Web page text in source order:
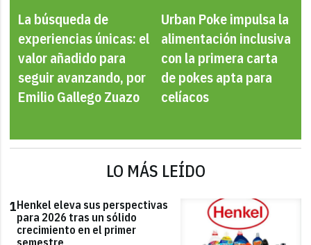
La búsqueda de
experiencias únicas: el
valor añadido para
seguir avanzando, por
Emilio Gallego Zuazo
Urban Poke impulsa la
alimentación inclusiva
con la primera carta
de pokes apta para
celíacos
LO MÁS LEÍDO
1Henkel eleva sus perspectivas
para 2026 tras un sólido
crecimiento en el primer